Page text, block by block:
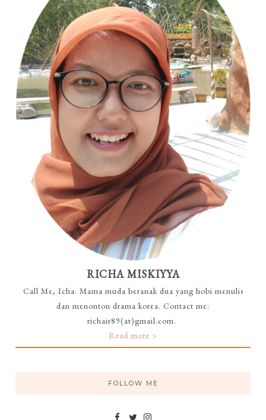
RICHA MISKIYYA
Call Me, Icha. Mama muda beranak dua yang hobi menulis
dan menonton drama korea. Contact me:
richair89(at)gmail.com.
Read more >
FOLLOW ME